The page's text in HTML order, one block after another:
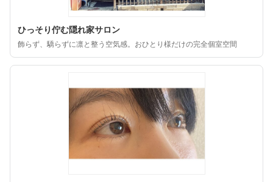
ひっそり佇む隠れ家サロン
飾らず、驕らずに凛と整う空気感。おひとり様だけの完全個室空間